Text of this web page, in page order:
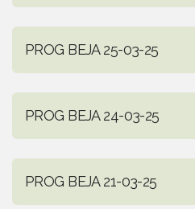
PROG BEJA 25-03-25
PROG BEJA 24-03-25
PROG BEJA 21-03-25